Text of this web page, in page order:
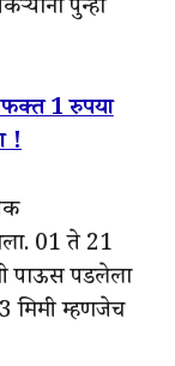
पुन्हा
फक्त 1 रुपया
!
01 ते 21
पाऊस पडलेला
मिमी म्हणजेच